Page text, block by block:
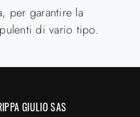
per garantire la
di vario tipo.
GIULIO SAS